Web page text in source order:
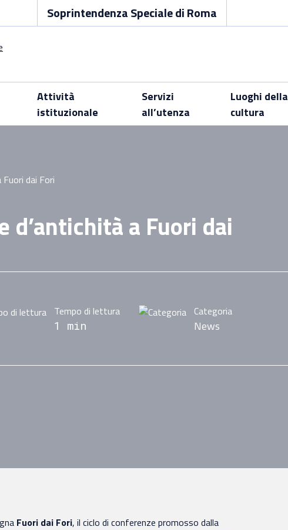
Soprintendenza Speciale di Roma
Attività
istituzionale
Servizi
all’utenza
Luoghi della
cultura
Fuori dai Fori
d’antichità a Fuori dai
Tempo di lettura
1 min
Categoria
News
Fuori dai Fori, il ciclo di conferenze promosso dalla